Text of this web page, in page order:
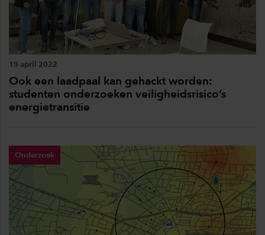
19 april 2022
Ook een laadpaal kan gehackt worden:
studenten onderzoeken veiligheidsrisico’s
energietransitie
Onderzoek